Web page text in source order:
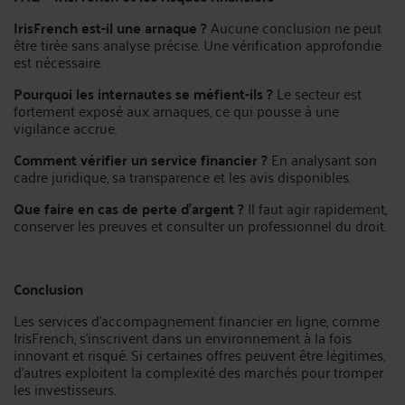
IrisFrench est-il une arnaque ?Aucune conclusion ne peut
être tirée sans analyse précise. Une vérification approfondie
est nécessaire.
Pourquoi les internautes se méfient-ils ? Le secteur est
fortement exposé aux arnaques, ce qui pousse à une
vigilance accrue.
Comment vérifier un service financier ? En analysant son
cadre juridique, sa transparence et les avis disponibles.
Que faire en cas de perte d’argent ? Il faut agir rapidement,
conserver les preuves et consulter un professionnel du droit.
Conclusion
Les services d’accompagnement financier en ligne, comme
IrisFrench, s’inscrivent dans un environnement à la fois
innovant et risqué. Si certaines offres peuvent être légitimes,
d’autres exploitent la complexité des marchés pour tromper
les investisseurs.